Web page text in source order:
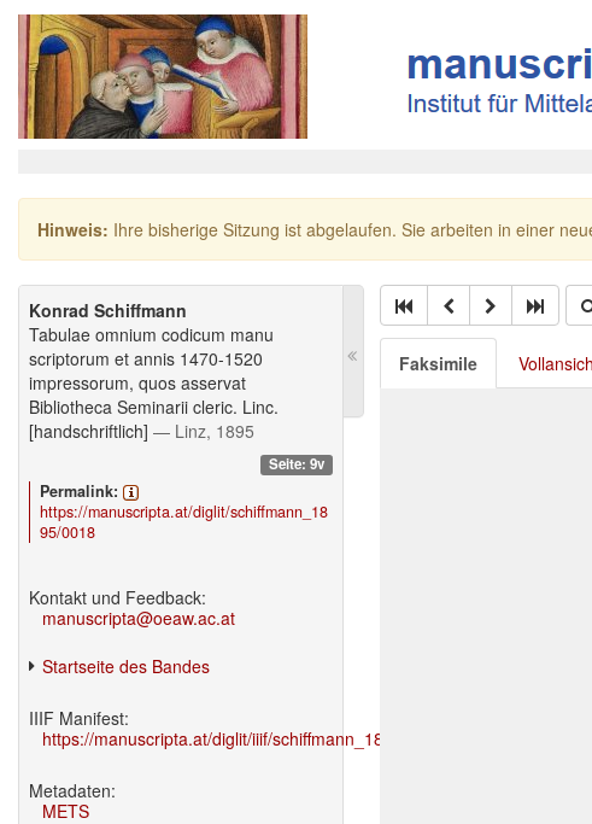
Hinweis: Ihre bisherige Sitzung ist abgelaufen. Sie arbeiten in einer
Konrad Schiffmann
Tabulae omnium codicum manu
scriptorum et annis 1470-1520
impressorum, quos asservat
Bibliotheca Seminarii cleric. Linc.
[handschriftlich] — Linz, 1895
Seite: 9v
Permalink:
https://manuscripta.at/diglit/schiffmann_18
95/0018
Kontakt und Feedback:
manuscripta@oeaw.ac.at
Startseite des Bandes
IIIF Manifest:
https://manuscripta.at/diglit/iiif/schiffmann_1895/manifest.json
Metadaten:
METS
Faksimile